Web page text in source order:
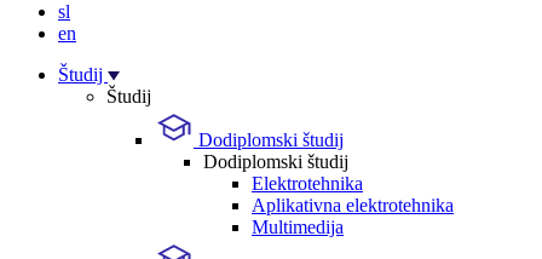
sl
en
Študij
Študij
Dodiplomski študij
Dodiplomski študij
Elektrotehnika
Aplikativna elektrotehnika
Multimedija